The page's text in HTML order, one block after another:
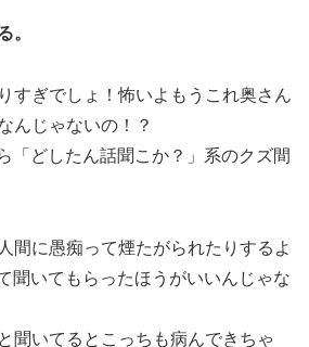
すぎでしょ！怖いよもうこれ奥さん
んじゃないの！？
「どしたん話聞こか？」系のクズ間
間に愚痴って煙たがられたりするよ
聞いてもらったほうがいいんじゃな
聞いてるとこっちも病んできちゃ